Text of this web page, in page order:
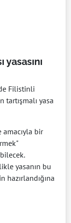
Filistinli
yasa
amacıyla bir
yasanın bu